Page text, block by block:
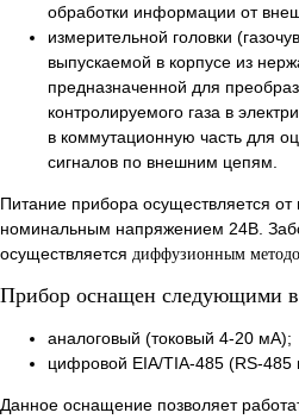
обработки информации от
измерительной головки
выпускаемой в корпусе из
предназначенной для
контролируемого газа в
в коммутационную часть для
сигналов по внешним цепям.
Питание прибора осуществляется от
номинальным напряжением 24В.
осуществляется диффузионным
Прибор оснащен следующими
аналоговый (токовый 4-20 мА);
цифровой EIA/TIA-485 (RS-485
Данное оснащение позволяет